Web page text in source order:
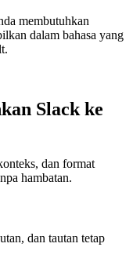
membutuhkan
dalam bahasa yang
Slack ke
dan format
hambatan.
dan tautan tetap